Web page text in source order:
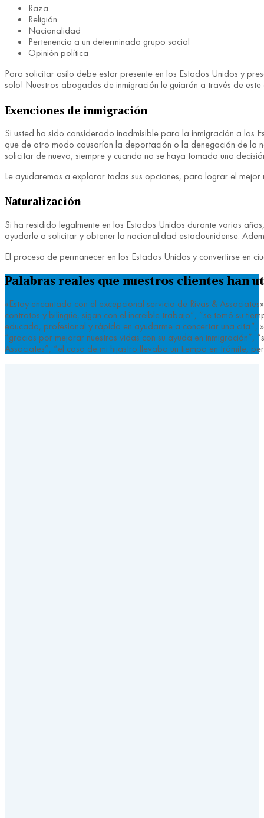
Raza
Religión
Nacionalidad
Pertenencia a un determinado grupo social
Opinión política
Para solicitar asilo debe estar presente en los Estados Unidos y
solo! Nuestros abogados de inmigración le guiarán a través de
Exenciones de inmigración
Si usted ha sido considerado inadmisible para la inmigración a los
que de otro modo causarían la deportación o la denegación de la
solicitar de nuevo, siempre y cuando no se haya tomado una
Le ayudaremos a explorar todas sus opciones, para lograr el
Naturalización
Si ha residido legalmente en los Estados Unidos durante varios
ayudarle a solicitar y obtener la nacionalidad estadounidense.
El proceso de permanecer en los Estados Unidos y convertirse en
Palabras reales que nuestros clientes han
«Estoy encantado con el excepcional servicio de Rivas &
contratos y bilingüe, sigan con el increíble trabajo”, “se tomó su
educada, profesional y rápida en ayudarme a concertar una cita”,
“gracias por mejorar nuestras vidas con su ayuda en inmigración”,
Associates”, “el caso de mi hijastro llevaba un tiempo en trámite,